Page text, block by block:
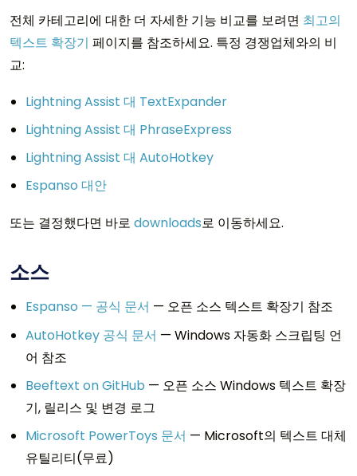
전체 카테고리에 대한 더 자세한 기능 비교를 보려면 최고의
텍스트 확장기 페이지를 참조하세요. 특정 경쟁업체와의 비
교:
Lightning Assist 대 TextExpander
Lightning Assist 대 PhraseExpress
Lightning Assist 대 AutoHotkey
Espanso 대안
또는 결정했다면 바로 downloads로 이동하세요.
소스
Espanso — 공식 문서 — 오픈 소스 텍스트 확장기 참조
AutoHotkey 공식 문서 — Windows 자동화 스크립팅 언
어 참조
Beeftext on GitHub — 오픈 소스 Windows 텍스트 확장
기, 릴리스 및 변경 로그
Microsoft PowerToys 문서 — Microsoft의 텍스트 대체
유틸리티(무료)